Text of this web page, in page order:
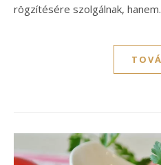
rögzítésére szolgálnak,